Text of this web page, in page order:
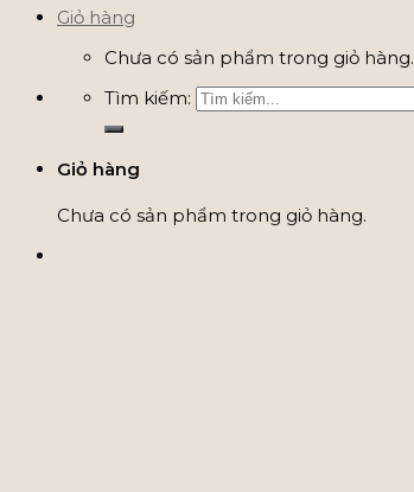
Giỏ hàng
Chưa có sản phẩm trong giỏ hàng.
Tìm kiếm:
Giỏ hàng
Chưa có sản phẩm trong giỏ hàng.